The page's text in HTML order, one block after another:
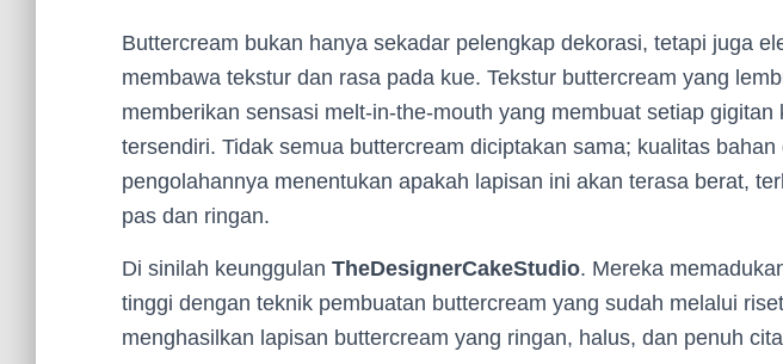
Buttercream bukan hanya sekadar pelengkap dekorasi, tetapi juga
membawa tekstur dan rasa pada kue. Tekstur buttercream yang
memberikan sensasi melt-in-the-mouth yang membuat setiap gigitan
tersendiri. Tidak semua buttercream diciptakan sama; kualitas bahan
pengolahannya menentukan apakah lapisan ini akan terasa berat,
pas dan ringan.
Di sinilah keunggulan TheDesignerCakeStudio. Mereka
tinggi dengan teknik pembuatan buttercream yang sudah melalui
menghasilkan lapisan buttercream yang ringan, halus, dan penuh